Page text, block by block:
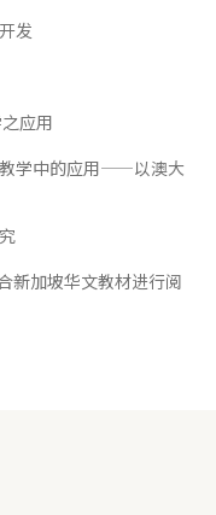
发
应用
教学中的应用——以澳大
新加坡华文教材进行阅